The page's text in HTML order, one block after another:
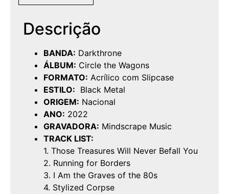
Descrição
BANDA: Darkthrone
ÁLBUM: Circle the Wagons
FORMATO: Acrílico com Slipcase
ESTILO: Black Metal
ORIGEM: Nacional
ANO: 2022
GRAVADORA: Mindscrape Music
TRACK LIST:
1. Those Treasures Will Never Befall You
2. Running for Borders
3. I Am the Graves of the 80s
4. Stylized Corpse